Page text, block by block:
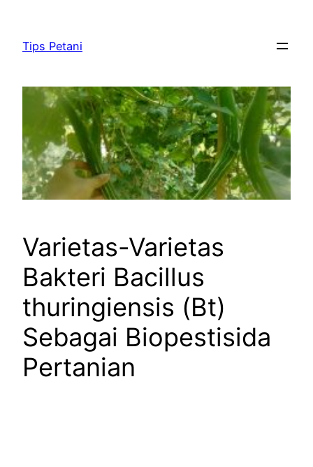
konten
Tips Petani
Varietas-Varietas
Bakteri Bacillus
thuringiensis (Bt)
Sebagai Biopestisida
Pertanian